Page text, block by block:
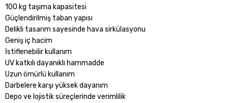
100 kg taşıma kapasitesi
Güçlendirilmiş taban yapısı
Delikli tasarım sayesinde hava sirkülasyonu
Geniş iç hacim
İstiflenebilir kullanım
UV katkılı dayanıklı hammadde
Uzun ömürlü kullanım
Darbelere karşı yüksek dayanım
Depo ve lojistik süreçlerinde verimlilik